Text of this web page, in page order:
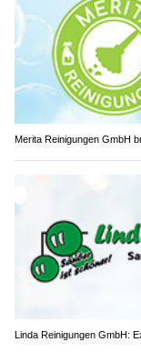
Merita Reinigungen GmbH
Linda Reinigungen GmbH: